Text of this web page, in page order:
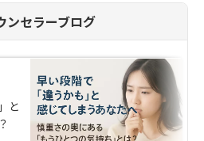
ンセラーブログ
と